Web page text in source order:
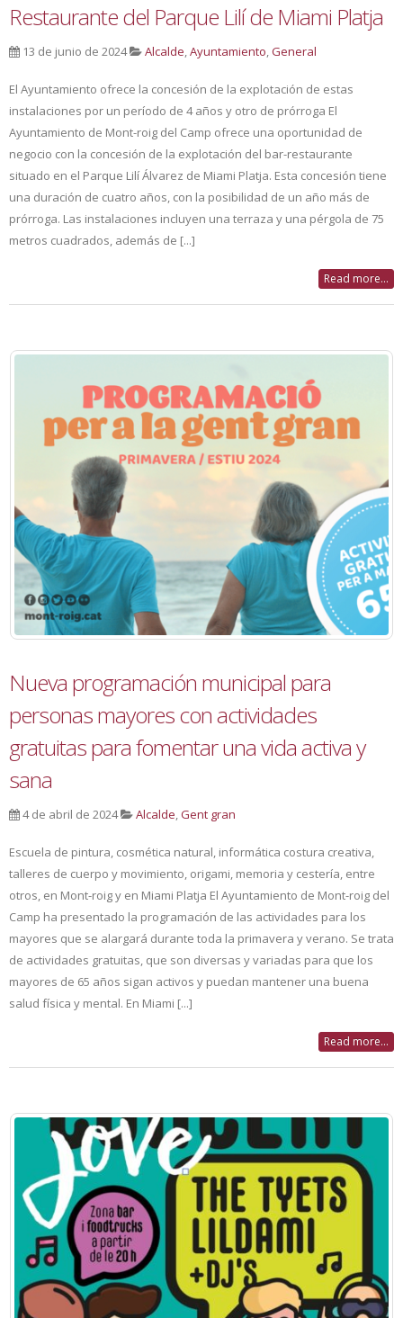
Restaurante del Parque Lilí de Miami Platja
13 de junio de 2024 Alcalde,Ayuntamiento,General
El Ayuntamiento ofrece la concesión de la explotación de estas
instalaciones por un período de 4 años y otro de prórroga El
Ayuntamiento de Mont-roig del Camp ofrece una oportunidad de
negocio con la concesión de la explotación del bar-restaurante
situado en el Parque Lilí Álvarez de Miami Platja. Esta concesión tiene
una duración de cuatro años, con la posibilidad de un año más de
prórroga. Las instalaciones incluyen una terraza y una pérgola de 75
metros cuadrados, además de [...]
Read more...
Nueva programación municipal para
personas mayores con actividades
gratuitas para fomentar una vida activa y
sana
4 de abril de 2024 Alcalde,Gent gran
Escuela de pintura, cosmética natural, informática costura creativa,
talleres de cuerpo y movimiento, origami, memoria y cestería, entre
otros, en Mont-roig y en Miami Platja El Ayuntamiento de Mont-roig del
Camp ha presentado la programación de las actividades para los
mayores que se alargará durante toda la primavera y verano. Se trata
de actividades gratuitas, que son diversas y variadas para que los
mayores de 65 años sigan activos y puedan mantener una buena
salud física y mental. En Miami [...]
Read more...